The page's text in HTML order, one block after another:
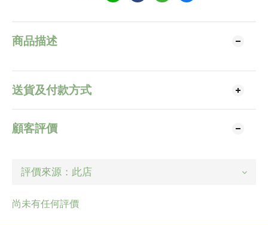
商品描述
送貨及付款方式
顧客評價
尚未有任何評價